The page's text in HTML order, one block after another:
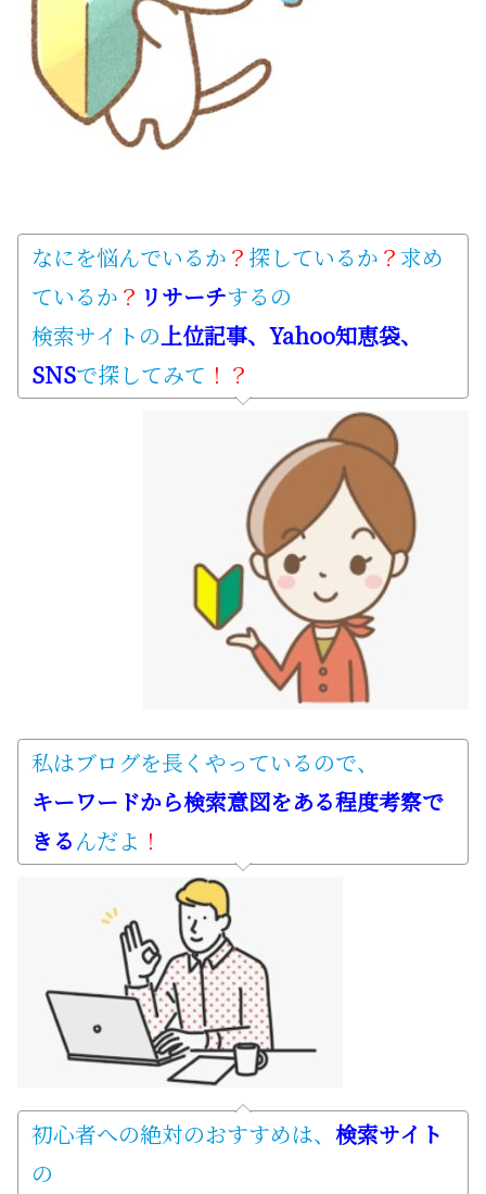
なにを悩んでいるか ？ 探しているか ？ 求め
ているか ？ リサーチするの
検索サイトの上位記事、Yahoo知恵袋、
SNSで探してみて ！？
私はブログを長くやっているので、
キーワードから検索意図をある程度考察で
きるんだよ ！
初心者への絶対のおすすめは、 検索サイト
の